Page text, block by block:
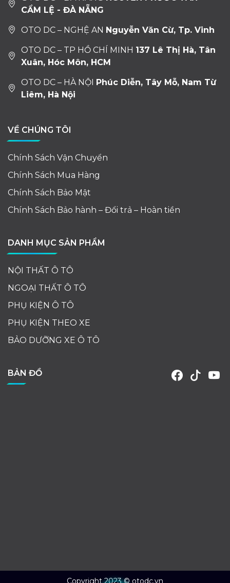
CẨM LỆ - ĐÀ NẴNG
OTO DC – NGHỆ AN Nguyễn Văn Cừ, Tp. Vinh
OTO DC – TP HỒ CHÍ MINH 137 Lê Thị Hà, Tân
Xuân, Hóc Môn, HCM
OTO DC – HÀ NỘI Phúc Diễn, Tây Mỗ, Nam Từ
Liêm, Hà Nội
VỀ CHÚNG TÔI
Chính Sách Vận Chuyển
Chính Sách Mua Hàng
Chính Sách Bảo Mật
Chính Sách Bảo hành – Đổi trả – Hoàn tiền
DANH MỤC SẢN PHẨM
NỘI THẤT Ô TÔ
NGOẠI THẤT Ô TÔ
PHỤ KIỆN Ô TÔ
PHỤ KIỆN THEO XE
BẢO DƯỠNG XE Ô TÔ
BẢN ĐỒ
Copyright 2023 © otodc.vn